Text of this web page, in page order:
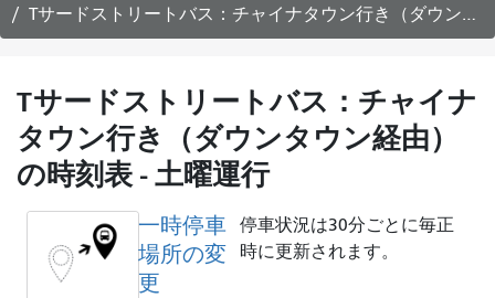
よ
う
旅
し
た
い
Tサードストリートバス：チャイナタウン行き（ダウンタウン経由）の時刻表 - 土曜運行
Tサードストリートバス：チャイナ
タウン行き（ダウンタウン経由）
の時刻表 - 土曜運行
一時停車
場所の変
更
停車状況は30分ごとに毎正
時に更新されます。